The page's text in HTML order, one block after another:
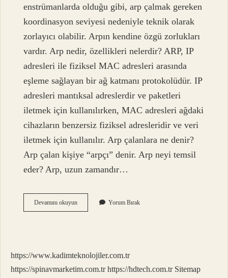
enstrümanlarda olduğu gibi, arp çalmak gereken
koordinasyon seviyesi nedeniyle teknik olarak
zorlayıcı olabilir. Arpın kendine özgü zorlukları
vardır. Arp nedir, özellikleri nelerdir? ARP, IP
adresleri ile fiziksel MAC adresleri arasında
eşleme sağlayan bir ağ katmanı protokolüdür. IP
adresleri mantıksal adreslerdir ve paketleri
iletmek için kullanılırken, MAC adresleri ağdaki
cihazların benzersiz fiziksel adresleridir ve veri
iletmek için kullanılır. Arp çalanlara ne denir?
Arp çalan kişiye “arpçı” denir. Arp neyi temsil
eder? Arp, uzun zamandır…
Devamını okuyunArp
Nasıl
Yorum Bırak
https://www.kadimteknolojiler.com.tr
https://spinavmarketim.com.tr https://hdtech.com.tr Sitemap